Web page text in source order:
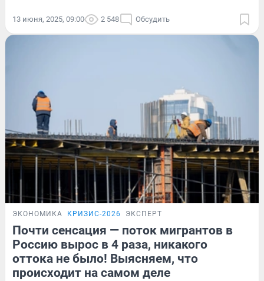
13 июня, 2025, 09:00 2 548 Обсудить
ЭКОНОМИКА КРИЗИС-2026 ЭКСПЕРТ
Почти сенсация — поток мигрантов в
Россию вырос в 4 раза, никакого
оттока не было! Выясняем, что
происходит на самом деле